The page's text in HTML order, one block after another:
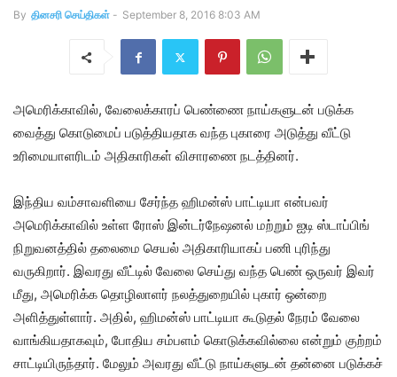
By தினசரி செய்திகள் - September 8, 2016 8:03 AM
அமெரிக்காவில், வேலைக்காரப் பெண்ணை நாய்களுடன் படுக்க
வைத்து கொடுமைப் படுத்தியதாக வந்த புகாரை அடுத்து வீட்டு
உரிமையாளரிடம் அதிகாரிகள் விசாரணை நடத்தினர்.
இந்திய வம்சாவளியை சேர்ந்த ஹிமன்ஸ் பாட்டியா என்பவர்
அமெரிக்காவில் உள்ள ரோஸ் இன்டர்நேஷனல் மற்றும் ஐடி ஸ்டாப்பிங்
நிறுவனத்தில் தலைமை செயல் அதிகாரியாகப் பணி புரிந்து
வருகிறார். இவரது வீட்டில் வேலை செய்து வந்த பெண் ஒருவர் இவர்
மீது, அமெரிக்க தொழிலாளர் நலத்துறையில் புகார் ஒன்றை
அளித்துள்ளார். அதில், ஹிமன்ஸ் பாட்டியா கூடுதல் நேரம் வேலை
வாங்கியதாகவும், போதிய சம்பளம் கொடுக்கவில்லை என்றும் குற்றம்
சாட்டியிருந்தார். மேலும் அவரது வீட்டு நாய்களுடன் தன்னை படுக்கச்